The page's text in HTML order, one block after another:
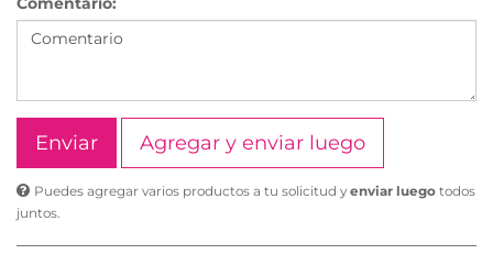
Agregar y enviar luego
Puedes agregar varios productos a tu solicitud y enviar luego todos
juntos.